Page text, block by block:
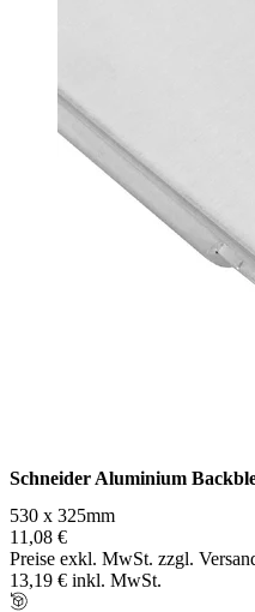
Schneider Aluminium
530 x 325mm
11,08 €
Preise exkl. MwSt. zzgl.
13,19 € inkl. MwSt.